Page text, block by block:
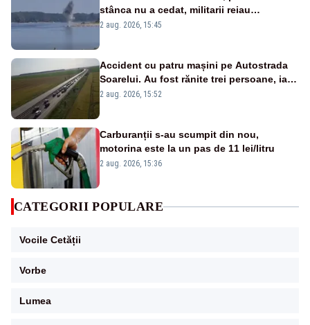
stânca nu a cedat, militarii reiau
detonările luni – VIDEO
2 aug. 2026, 15:45
Accident cu patru mașini pe Autostrada
Soarelui. Au fost rănite trei persoane, iar
traficul se desfășoară cu dificultate
2 aug. 2026, 15:52
Carburanții s-au scumpit din nou,
motorina este la un pas de 11 lei/litru
2 aug. 2026, 15:36
CATEGORII POPULARE
Vocile Cetății
Vorbe
Lumea